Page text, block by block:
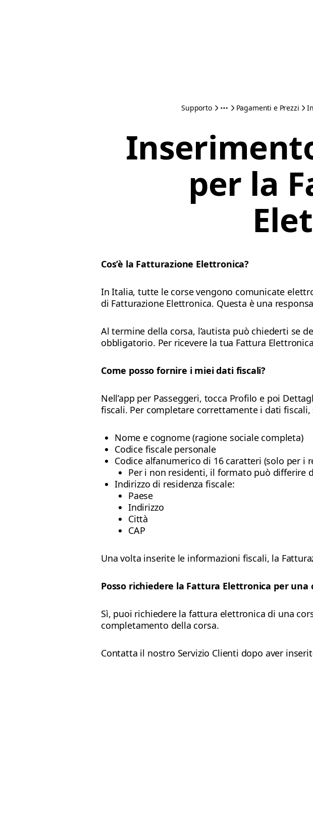
Supporto Pagamenti e Prezzi
per la
Cos’è la Fatturazione Elettronica?
In Italia, tutte le corse vengono comunicate
di Fatturazione Elettronica. Questa è una
Al termine della corsa, l’autista può chiederti se
obbligatorio. Per ricevere la tua Fattura
Come posso fornire i miei dati fiscali?
Nell’app per Passeggeri, tocca Profilo e poi
fiscali. Per completare correttamente i dati
Nome e cognome (ragione sociale completa)
Codice fiscale personale
Codice alfanumerico di 16 caratteri (solo per i
Per i non residenti, il formato può differire
Indirizzo di residenza fiscale:
Paese
Indirizzo
Città
CAP
Una volta inserite le informazioni fiscali, la
Posso richiedere la Fattura Elettronica per una
Sì, puoi richiedere la fattura elettronica di una
completamento della corsa.
Contatta il nostro Servizio Clienti dopo aver